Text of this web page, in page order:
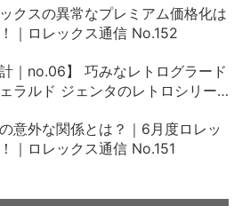
クスの異常なプレミアム価格化は
｜ロレックス通信 No.152
｜no.06】 巧みなレトログラード
ラルド ジェンタのレトロシリー
意外な関係とは？｜6月度ロレッ
｜ロレックス通信 No.151